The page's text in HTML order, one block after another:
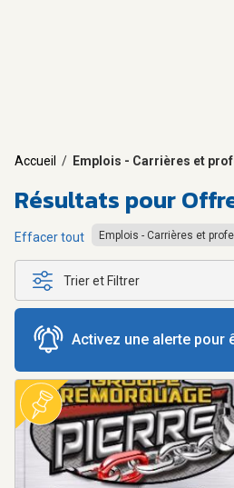
Accueil / Emplois - Carrières et
Résultats pour
Effacer tout Emplois - Carrières et
Trier et Filtrer
Activez une alerte pour